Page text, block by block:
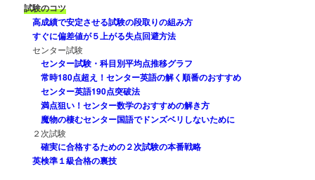
試験のコツ
高成績で安定させる試験の段取りの組み方
すぐに偏差値が５上がる失点回避方法
センター試験
センター試験・科目別平均点推移グラフ
常時180点超え！センター英語の解く順番のおすすめ
センター英語190点突破法
満点狙い！センター数学のおすすめの解き方
魔物の棲むセンター国語でドンズベリしないために
２次試験
確実に合格するための２次試験の本番戦略
英検準１級合格の裏技